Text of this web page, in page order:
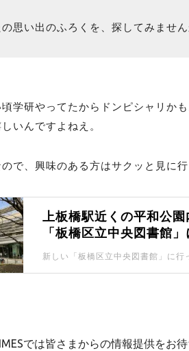
思い出のふろくを、探してみません
学研やってたからドンピシャリかも
いんですよねえ。
で、興味のある方はサクッと見に
上板橋駅近くの平和公
「板橋区立中央図書館」
では皆さまからの情報提供をお待